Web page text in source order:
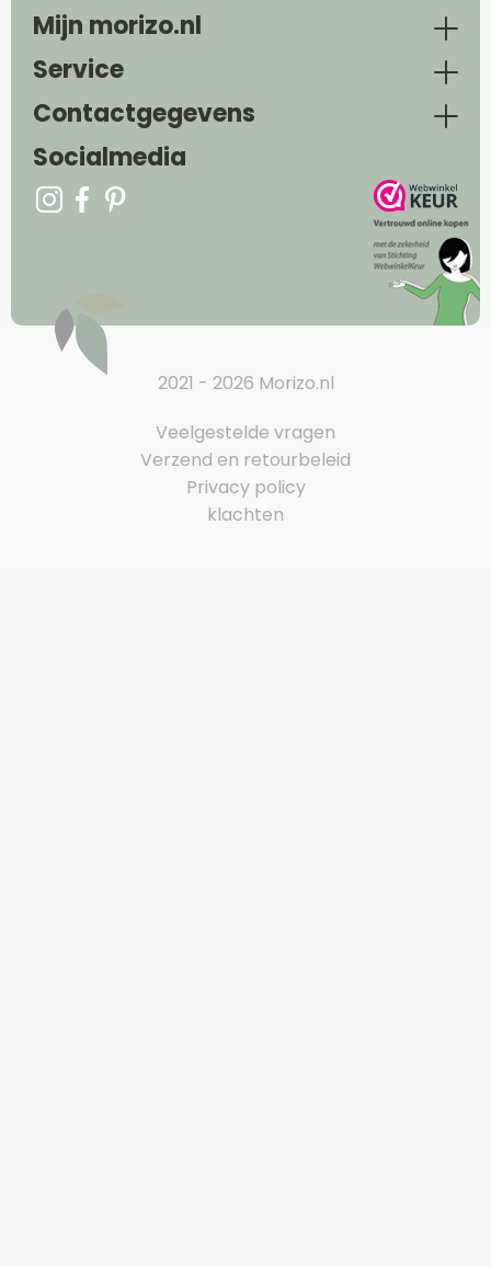
Mijn morizo.nl
Service
Contactgegevens
Socialmedia
2021 - 2026 Morizo.nl
Veelgestelde vragen
Verzend en retourbeleid
Privacy policy
klachten